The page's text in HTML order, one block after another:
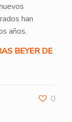
han
años.
BEYER DE
0